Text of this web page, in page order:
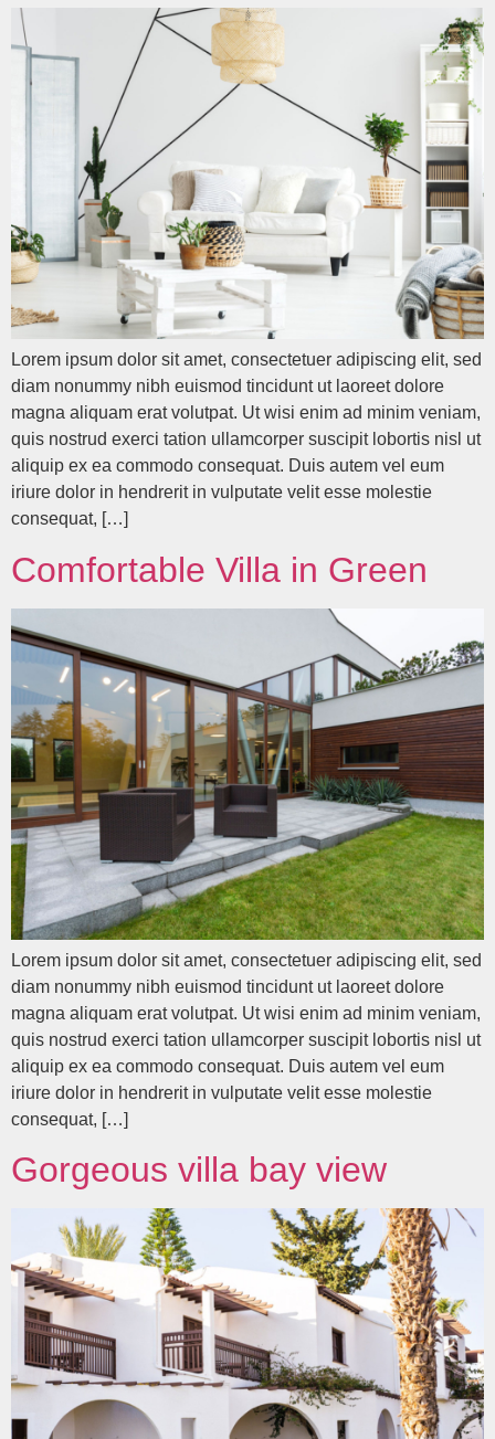
Lorem ipsum dolor sit amet, consectetuer adipiscing elit, sed
diam nonummy nibh euismod tincidunt ut laoreet dolore
magna aliquam erat volutpat. Ut wisi enim ad minim veniam,
quis nostrud exerci tation ullamcorper suscipit lobortis nisl ut
aliquip ex ea commodo consequat. Duis autem vel eum
iriure dolor in hendrerit in vulputate velit esse molestie
consequat, […]
Comfortable Villa in Green
Lorem ipsum dolor sit amet, consectetuer adipiscing elit, sed
diam nonummy nibh euismod tincidunt ut laoreet dolore
magna aliquam erat volutpat. Ut wisi enim ad minim veniam,
quis nostrud exerci tation ullamcorper suscipit lobortis nisl ut
aliquip ex ea commodo consequat. Duis autem vel eum
iriure dolor in hendrerit in vulputate velit esse molestie
consequat, […]
Gorgeous villa bay view